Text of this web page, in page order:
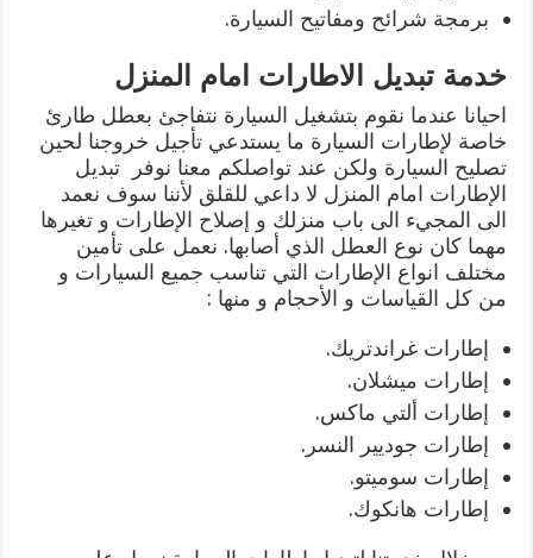
برمجة شرائح ومفاتيح السيارة.
خدمة تبديل الاطارات امام المنزل
احيانا عندما نقوم بتشغيل السيارة نتفاجئ بعطل طارئ
خاصة لإطارات السيارة ما يستدعي تأجيل خروجنا لحين
تصليح السيارة ولكن عند تواصلكم معنا نوفر تبديل
الإطارات امام المنزل لا داعي للقلق لأننا سوف نعمد
الى المجيء الى باب منزلك و إصلاح الإطارات و تغيرها
مهما كان نوع العطل الذي أصابها. نعمل على تأمين
مختلف انواع الإطارات التي تناسب جميع السيارات و
من كل القياسات و الأحجام و منها :
إطارات غراندتريك.
إطارات ميشلان.
إطارات ألتي ماكس.
إطارات جوديير النسر.
إطارات سوميتو.
إطارات هانكوك.